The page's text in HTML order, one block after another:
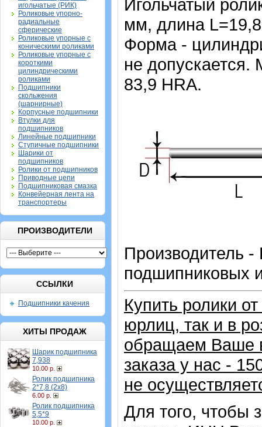
игольчатые (РИК)
Роликовые упорно-
радиальные
сферические
Роликовые упорные с
коническими роликами
Роликовые упорные с
короткими
цилиндрическими
роликами
Подшипники
скольжения
(шарнирные)
Корпусные подшипники
Втулки для
подшипников
Линейные подшипники
Ступичные подшипники
Шарики от
подшипников
Ролики от подшипников
Приводные цепи
Подшипниковая смазка
Конвейерная лента на
транспортеры
ПРОИЗВОДИТЕЛИ
ССЫЛКИ
Подшипники качения
ХИТЫ ПРОДАЖ
Шарик подшипника
7,938
10.00 р.
Ролик подшипника
2*7,8 (2х8)
6.00 р.
Ролик подшипника
5,5*9
10.00 р.
Игольчатый
мм, длина
Форма -
не
83,9 HRA.
Производитель
подшипниковых
Купить ролики
юрлиц, так и в
обращаем Ваше
заказа у нас -
не
Для того, чтобы